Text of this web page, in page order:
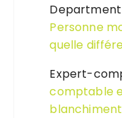
Personne
quelle
Expert-
comptable
blanchiment